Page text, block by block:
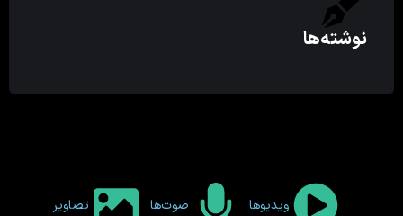
نوشته‌ها
ویدیوها صوت‌ها تصاویر